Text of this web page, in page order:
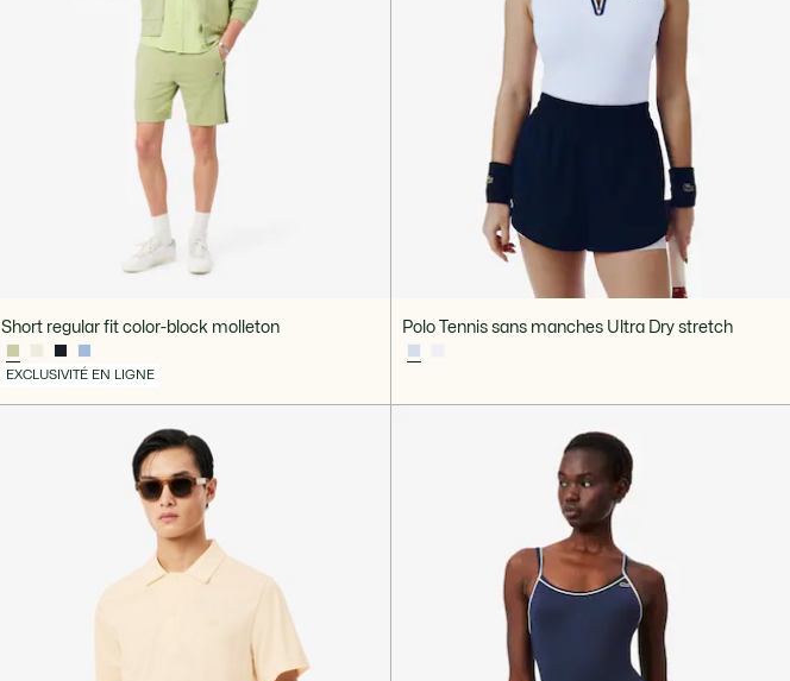
Short regular fit color-block molleton
EXCLUSIVITÉ EN LIGNE
Polo Tennis sans manches Ultra Dry stretch